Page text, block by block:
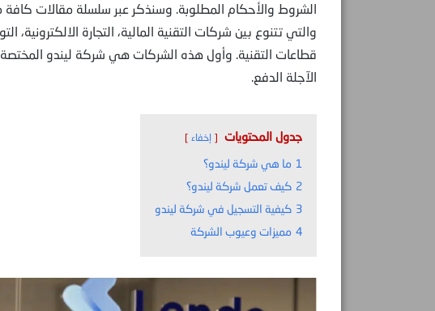
الشروط والأحكام المطلوبة. وسنذكر عبر سلسلة مقالات
والتي تتنوع بين شركات التقنية المالية، التجارة الالكترونية،
قطاعات التقنية. وأول هذه الشركات هي شركة ليندو المختصة
الآجلة الدفع.
جدول المحتويات إخفاء
1 ما هي شركة ليندو؟
2 كيف تعمل شركة ليندو؟
3 كيفية التسجيل في شركة ليندو
4 مميزات وعيوب الشركة